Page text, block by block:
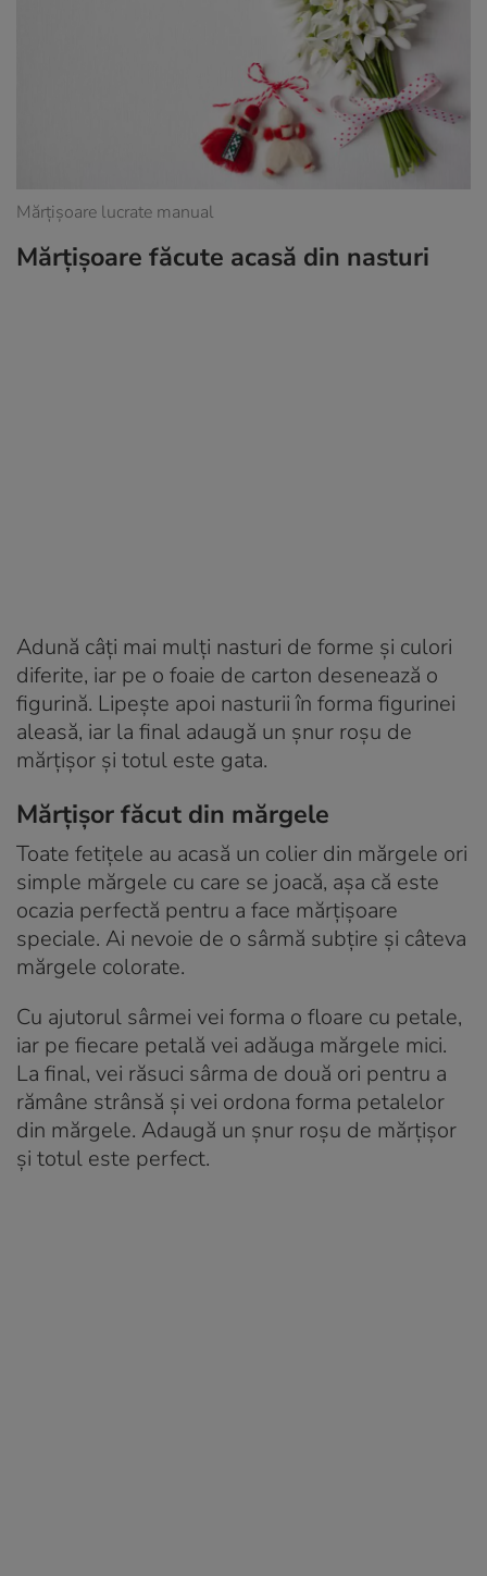
Mărțișoare lucrate manual
Mărțișoare făcute acasă din nasturi
Adună câți mai mulți nasturi de forme și culori
diferite, iar pe o foaie de carton desenează o
figurină. Lipește apoi nasturii în forma figurinei
aleasă, iar la final adaugă un șnur roșu de
mărțișor și totul este gata.
Mărțișor făcut din mărgele
Toate fetițele au acasă un colier din mărgele ori
simple mărgele cu care se joacă, așa că este
ocazia perfectă pentru a face mărțișoare
speciale. Ai nevoie de o sârmă subțire și câteva
mărgele colorate.
Cu ajutorul sârmei vei forma o floare cu petale,
iar pe fiecare petală vei adăuga mărgele mici.
La final, vei răsuci sârma de două ori pentru a
rămâne strânsă și vei ordona forma petalelor
din mărgele. Adaugă un șnur roșu de mărțișor
și totul este perfect.